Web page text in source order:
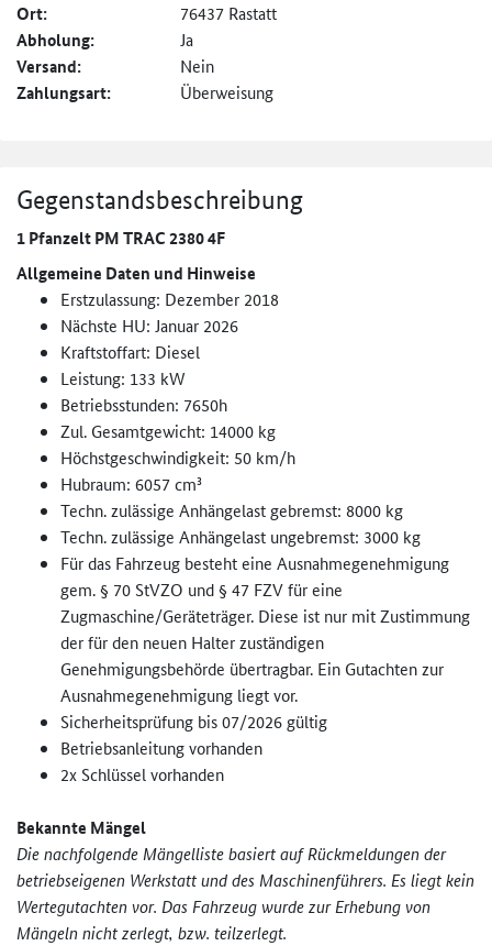
Ort: 76437 Rastatt
Abholung: Ja
Versand: Nein
Zahlungsart: Überweisung
Gegenstandsbeschreibung
1 Pfanzelt PM TRAC 2380 4F
Allgemeine Daten und Hinweise
Erstzulassung: Dezember 2018
Nächste HU: Januar 2026
Kraftstoffart: Diesel
Leistung: 133 kW
Betriebsstunden: 7650h
Zul. Gesamtgewicht: 14000 kg
Höchstgeschwindigkeit: 50 km/h
Hubraum: 6057 cm³
Techn. zulässige Anhängelast gebremst: 8000 kg
Techn. zulässige Anhängelast ungebremst: 3000 kg
Für das Fahrzeug besteht eine Ausnahmegenehmigung
gem. § 70 StVZO und § 47 FZV für eine
Zugmaschine/Geräteträger. Diese ist nur mit Zustimmung
der für den neuen Halter zuständigen
Genehmigungsbehörde übertragbar. Ein Gutachten zur
Ausnahmegenehmigung liegt vor.
Sicherheitsprüfung bis 07/2026 gültig
Betriebsanleitung vorhanden
2x Schlüssel vorhanden
Bekannte Mängel
Die nachfolgende Mängelliste basiert auf Rückmeldungen der
betriebseigenen Werkstatt und des Maschinenführers. Es liegt kein
Wertegutachten vor. Das Fahrzeug wurde zur Erhebung von
Mängeln nicht zerlegt, bzw. teilzerlegt.